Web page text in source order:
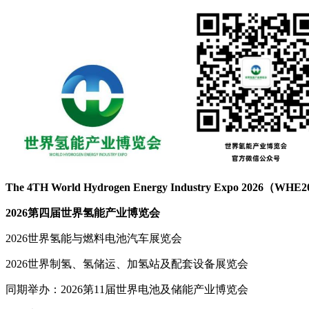
The 4THWorld Hydrogen Energy Industry Expo 2026（
2026第四届世界氢能产业博览会
2026世界氢能与燃料电池汽车展览会
2026世界制氢、氢储运、加氢站及配套设备展览会
同期举办：2026第11届世界电池及储能产业博览会